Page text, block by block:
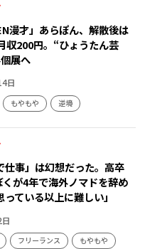
漫才」あらぽん、解散後は
収200円。“ひょうたん芸
展へ
日
もやもや 逆境
仕事」は幻想だった。高卒
が4年で海外ノマドを辞め
ている以上に難しい」
フリーランス もやもや